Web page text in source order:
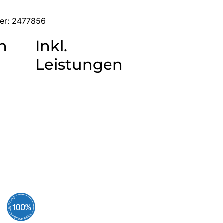
2477856
Inkl.
Leistungen